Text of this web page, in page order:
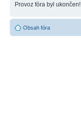
Provoz fóra byl ukončen!
Obsah fóra